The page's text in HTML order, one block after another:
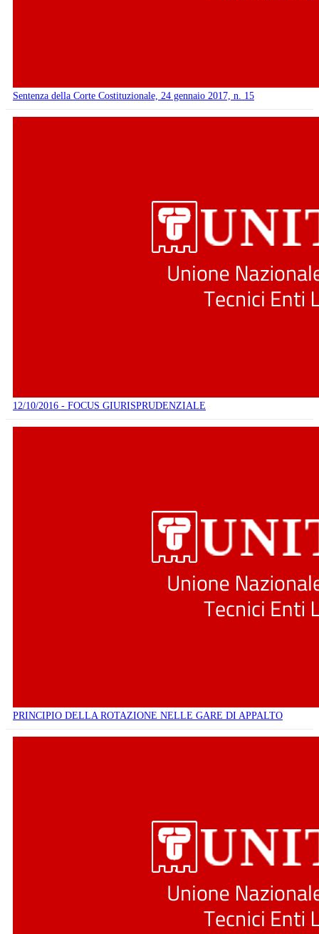
Sentenza della Corte Costituzionale, 24 gennaio 2017, n. 15
12/10/2016 - FOCUS GIURISPRUDENZIALE
PRINCIPIO DELLA ROTAZIONE NELLE GARE DI APPALTO